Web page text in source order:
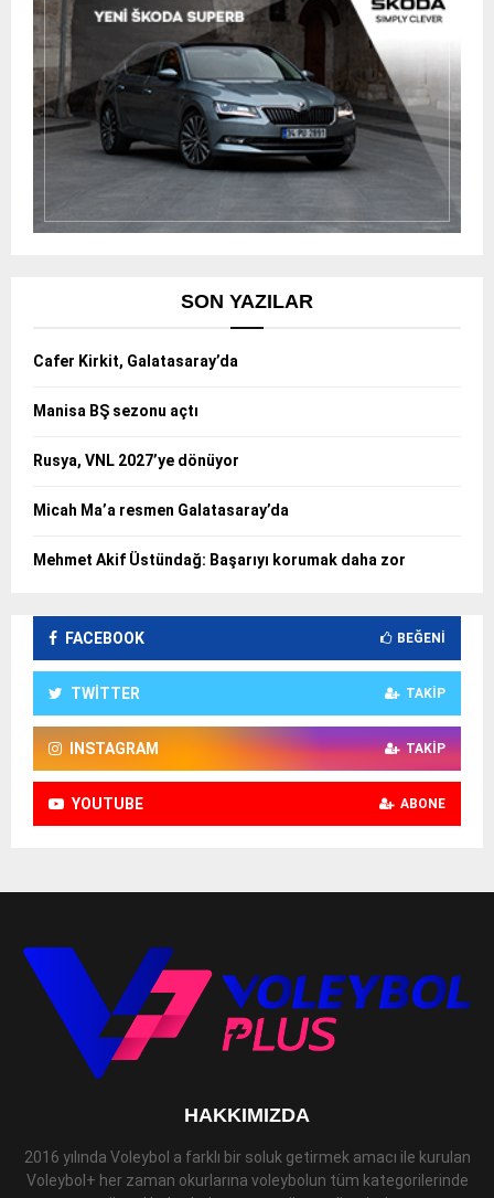
SON YAZILAR
Cafer Kirkit, Galatasaray’da
Manisa BŞ sezonu açtı
Rusya, VNL 2027’ye dönüyor
Micah Ma’a resmen Galatasaray’da
Mehmet Akif Üstündağ: Başarıyı korumak daha zor
FACEBOOK BEĞENI
TWITTER TAKIP
INSTAGRAM TAKIP
YOUTUBE ABONE
HAKKIMIZDA
2016 yılında Voleybol a farklı bir soluk getirmek amacı ile kurulan
Voleybol+ her zaman okurlarına voleybolun tüm kategorilerinde